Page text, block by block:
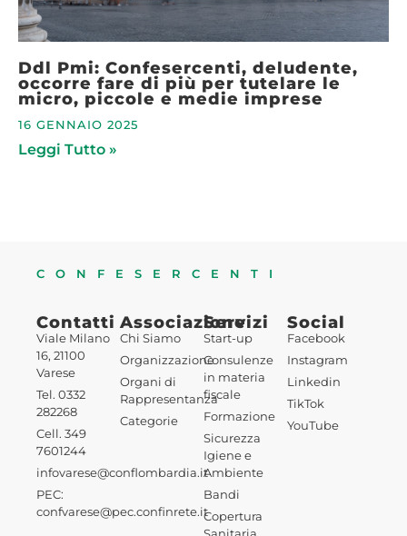
Ddl Pmi: Confesercenti, deludente,
occorre fare di più per tutelare le
micro, piccole e medie imprese
16 GENNAIO 2025
Leggi Tutto »
CONFESERCENTI
Contatti
Viale Milano
16, 21100
Varese
Tel. 0332
282268
Cell. 349
7601244
infovarese@conflombardia.it
PEC:
confvarese@pec.confinrete.it
Associazione
Chi Siamo
Organizzazione
Organi di
Rappresentanza
Categorie
Servizi
Start-up
Consulenze
in materia
fiscale
Formazione
Sicurezza
Igiene e
Ambiente
Bandi
Copertura
Social
Facebook
Instagram
Linkedin
TikTok
YouTube